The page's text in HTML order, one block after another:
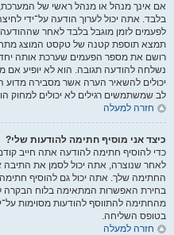
אם אינך מנהל או מנהל ראשי של
בלבד. אתה יכול לערוך הודעה על־ידי
לפעמים לזמן מוגבל בלבד לאחר
תמצא תוספת קטנה של טקסט המוצג
רושם את מספר הפעמים שערכת אותה
נשלחה להודעה תגובה. הוא לא יופיע
יכולים להשאיר הערה אשר מסבירה מדוע
לב שמשתמשים רגילים לא יכולים למחוק
חזרה למעלה
כיצד אני מוסיף חתימה להודעות שלי?
כדי להוסיף חתימה להודעה אתה חייב
לאחר שנוצרה, אתה יכול לסמן את התיבה
החתימה שלך. אתה יכול גם להוסיף
בחירת האפשרות המתאימה בלוח הבקרה
מהחתימה להתווסף להודעות מסוימות
בטופס השליחה.
חזרה למעלה